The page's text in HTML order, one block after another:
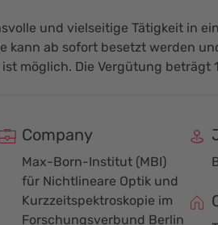
und vielseitige Tätigkeit in
kann ab sofort besetzt werden
möglich. Die Vergütung beträgt
Company
Max-Born-Institut (MBI)
für Nichtlineare Optik und
Kurzzeitspektroskopie im
Forschungsverbund Berlin